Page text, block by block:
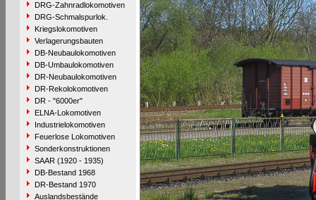
DRG-Zahnradlokomotiven
DRG-Schmalspurlok.
Kriegslokomotiven
Verlagerungsbauten
DB-Neubaulokomotiven
DB-Umbaulokomotiven
DR-Neubaulokomotiven
DR-Rekolokomotiven
DR - "6000er"
ELNA-Lokomotiven
Industrielokomotiven
Feuerlose Lokomotiven
Sonderkonstruktionen
SAAR (1920 - 1935)
DB-Bestand 1968
DR-Bestand 1970
Auslandsbestände